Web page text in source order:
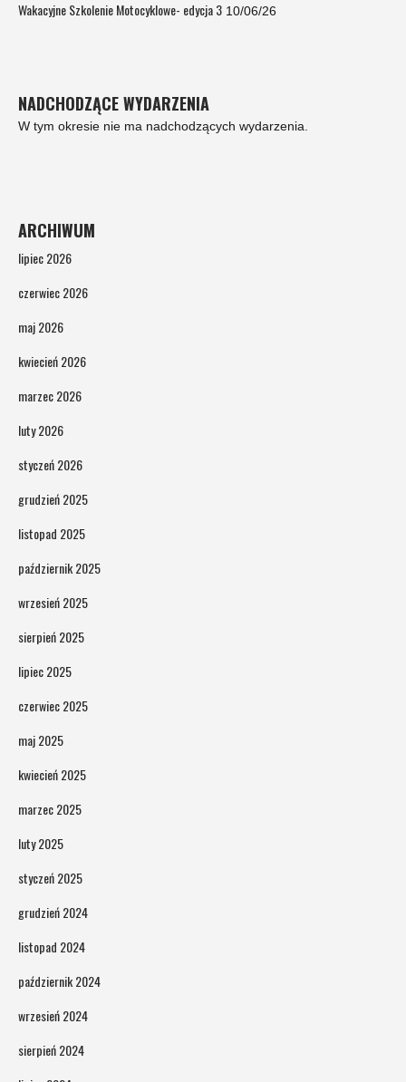
Wakacyjne Szkolenie Motocyklowe- edycja 3 10/06/26
NADCHODZĄCE WYDARZENIA
W tym okresie nie ma nadchodzących wydarzenia.
ARCHIWUM
lipiec 2026
czerwiec 2026
maj 2026
kwiecień 2026
marzec 2026
luty 2026
styczeń 2026
grudzień 2025
listopad 2025
październik 2025
wrzesień 2025
sierpień 2025
lipiec 2025
czerwiec 2025
maj 2025
kwiecień 2025
marzec 2025
luty 2025
styczeń 2025
grudzień 2024
listopad 2024
październik 2024
wrzesień 2024
sierpień 2024